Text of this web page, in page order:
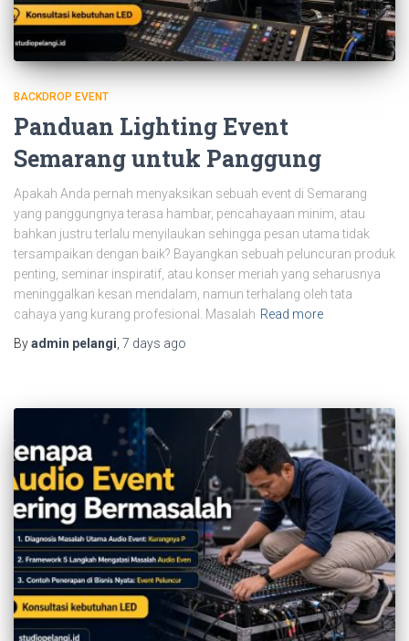
BACKDROP EVENT
Panduan Lighting Event
Semarang untuk Panggung
Apakah Anda pernah menyaksikan sebuah event di Semarang
yang panggungnya terasa hambar, pencahayaan minim, atau
bahkan justru terlalu menyilaukan sehingga pesan utama tidak
tersampaikan dengan baik? Bayangkan sebuah peluncuran produk
penting, seminar inspiratif, atau konser meriah yang seharusnya
meninggalkan kesan mendalam, namun terhalang oleh tata
cahaya yang kurang profesional. Masalah Read more
Byadmin pelangi 7 days ago